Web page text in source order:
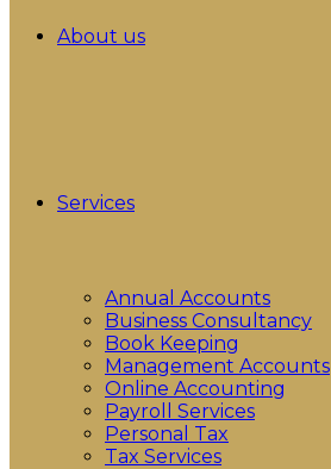
About us
Services
Annual Accounts
Business Consultancy
Book Keeping
Management Accounts
Online Accounting
Payroll Services
Personal Tax
Tax Services